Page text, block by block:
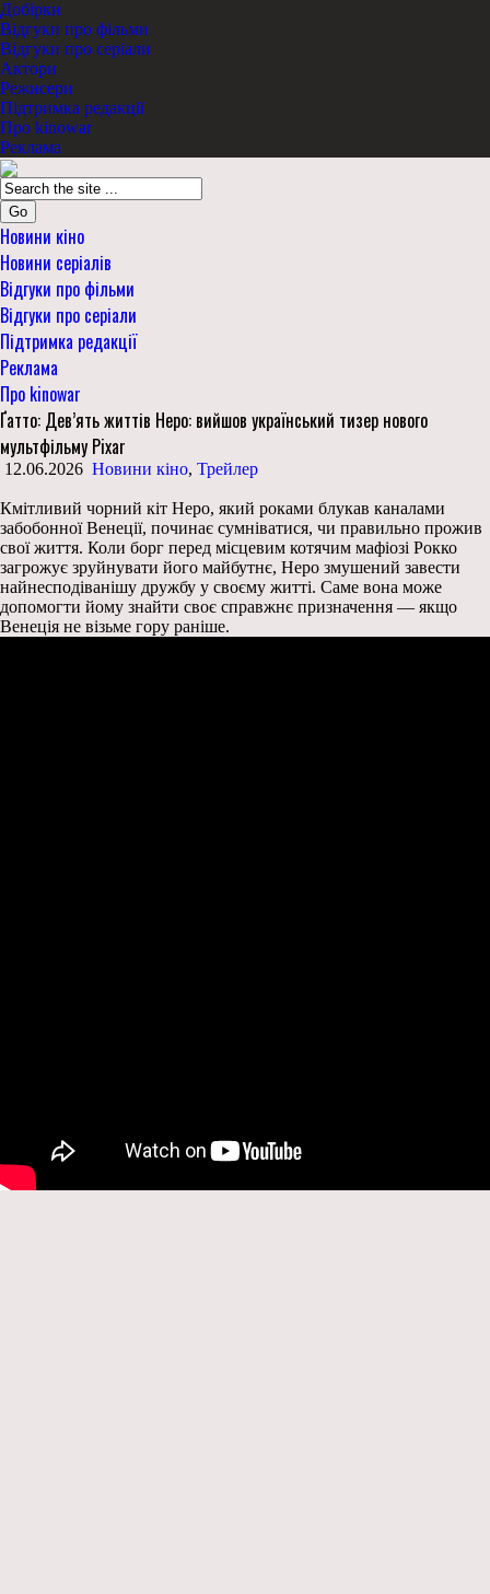
Добірки
Відгуки про фільми
Відгуки про серіали
Актори
Режисери
Підтримка редакції
Про kinowar
Реклама
Go
Новини кіно
Новини серіалів
Відгуки про фільми
Відгуки про серіали
Підтримка редакції
Реклама
Про kinowar
Ґатто: Дев’ять життів Неро: вийшов український тизер нового
мультфільму Pixar
12.06.2026 Новини кіно, Трейлер
Кмітливий чорний кіт Неро, який роками блукав каналами
забобонної Венеції, починає сумніватися, чи правильно прожив
свої життя. Коли борг перед місцевим котячим мафіозі Рокко
загрожує зруйнувати його майбутнє, Неро змушений завести
найнесподіванішу дружбу у своєму житті. Саме вона може
допомогти йому знайти своє справжнє призначення — якщо
Венеція не візьме гору раніше.